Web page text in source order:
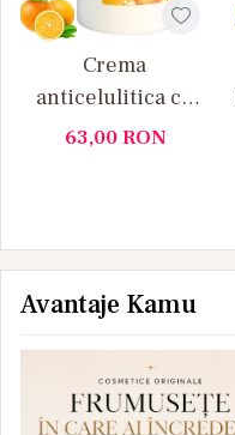
Crema
anticelulitica cu
portocale si
63,00RON
Avantaje Kamu